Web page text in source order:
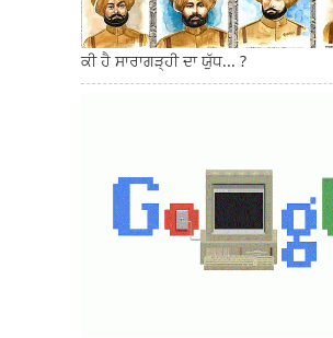
ਕੀ ਹੈ ਸਾਰਾਗੜ੍ਹੀ ਦਾ ਯੁੱਧ... ?